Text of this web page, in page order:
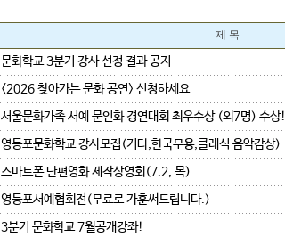
제 목
문화학교 3분기 강사 선정 결과 공지
<2026 찾아가는 문화 공연> 신청하세요
서울문화가족 서예 문인화 경연대회 최우수상 (외7명) 수상!
영등포문화학교 강사모집(기타,한국무용,클래식 음악감상)
스마트폰 단편영화 제작상영회(7.2, 목)
영등포서예협회전(무료로 가훈써드립니다.)
3분기 문화학교 7월공개강좌!